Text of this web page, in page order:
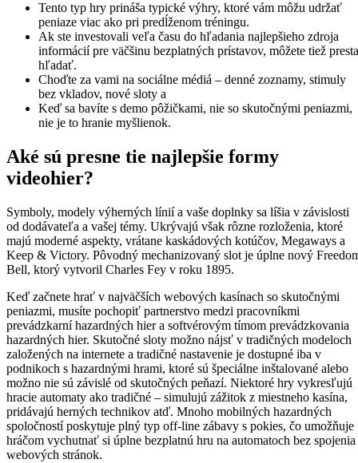
Tento typ hry prináša typické výhry, ktoré vám môžu udržať
peniaze viac ako pri predĺženom tréningu.
Ak ste investovali veľa času do hľadania najlepšieho zdroja
informácií pre väčšinu bezplatných prístavov, môžete tiež
hľadať.
Choďte za vami na sociálne médiá – denné zoznamy, stimuly
bez vkladov, nové sloty a
Keď sa bavíte s demo pôžičkami, nie so skutočnými peniazmi,
nie je to hranie myšlienok.
Aké sú presne tie najlepšie formy
videohier?
Symboly, modely výherných línií a vaše doplnky sa líšia v závislosti
od dodávateľa a vašej témy. Ukrývajú však rôzne rozloženia, ktoré
majú moderné aspekty, vrátane kaskádových kotúčov, Megaways a
Keep & Victory. Pôvodný mechanizovaný slot je úplne nový
Bell, ktorý vytvoril Charles Fey v roku 1895.
Keď začnete hrať v najväčších webových kasínach so skutočnými
peniazmi, musíte pochopiť partnerstvo medzi pracovníkmi
prevádzkarní hazardných hier a softvérovým tímom prevádzkovania
hazardných hier. Skutočné sloty možno nájsť v tradičných modeloch
založených na internete a tradičné nastavenie je dostupné iba v
podnikoch s hazardnými hrami, ktoré sú špeciálne inštalované alebo
možno nie sú závislé od skutočných peňazí. Niektoré hry vykresľujú
hracie automaty ako tradičné – simulujú zážitok z miestneho kasína,
pridávajú herných technikov atď. Mnoho mobilných hazardných
spoločností poskytuje plný typ off-line zábavy s pokies, čo umožňuje
hráčom vychutnať si úplne bezplatnú hru na automatoch bez spojenia
webových stránok.